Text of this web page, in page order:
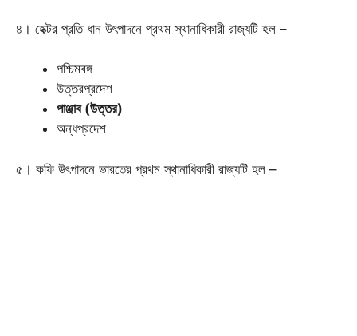
৪। হেক্টর প্রতি ধান উৎপাদনে প্রথম স্থানাধিকারী রাজ্যটি হল –
পশ্চিমবঙ্গ
উত্তরপ্রদেশ
পাঞ্জাব (উত্তর)
অন্ধপ্রদেশ
৫। কফি উৎপাদনে ভারতের প্রথম স্থানাধিকারী রাজ্যটি হল –